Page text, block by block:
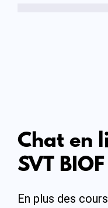
Chat en
SVT
En plus des